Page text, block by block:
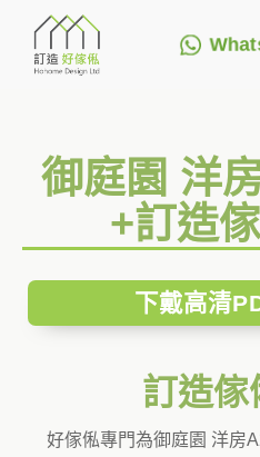
御庭園 洋
+訂造
下戴高清
訂造傢
好傢俬專門為御庭園 洋房